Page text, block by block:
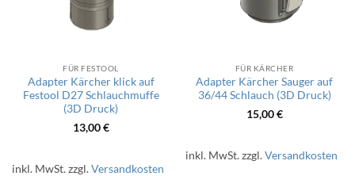
FÜR FESTOOL
Adapter Kärcher klick auf
Festool D27 Schlauchmuffe
(3D Druck)
13,00€
inkl. MwSt.zzgl.Versandkosten
FÜR KÄRCHER
Adapter Kärcher Sauger auf
36/44 Schlauch (3D Druck)
15,00€
inkl. MwSt.zzgl.Versandkosten